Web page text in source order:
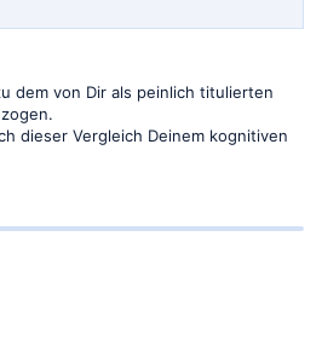
dem von Dir als peinlich titulierten
dieser Vergleich Deinem kognitiven